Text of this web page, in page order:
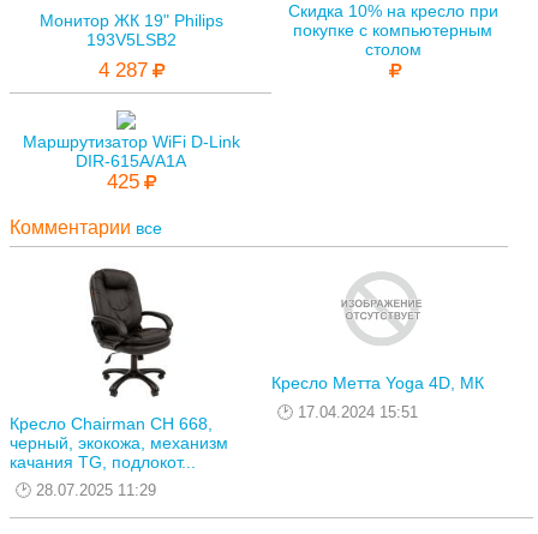
Монитор ЖК 19" Philips
193V5LSB2
4 287
Скидка 10% на кресло при
покупке с компьютерным
столом
Маршрутизатор WiFi D-Link
DIR-615A/A1A
425
Комментарии все
Кресло Chairman CH 668,
черный, экокожа, механизм
качания TG, подлокот...
28.07.2025 11:29
Кресло Метта Yoga 4D, МК
17.04.2024 15:51